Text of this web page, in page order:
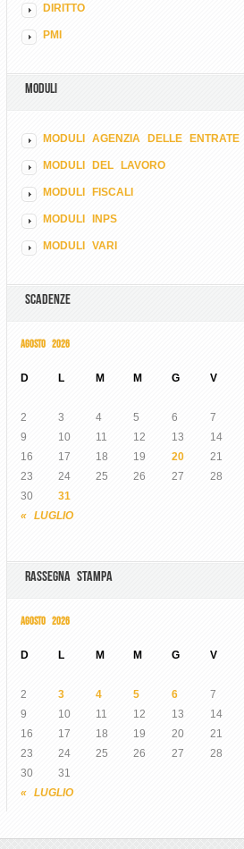
DIRITTO
PMI
MODULI
MODULI AGENZIA DELLE ENTRATE
MODULI DEL LAVORO
MODULI FISCALI
MODULI INPS
MODULI VARI
SCADENZE
AGOSTO 2026
D L M M G V
« LUGLIO
2
3 4 5 6 7
9
10 11 12 13 14
16
17 18 19 20 21
23
24 25 26 27 28
30
31
RASSEGNA STAMPA
AGOSTO 2026
D L M M G V
« LUGLIO
2
3 4 5 6 7
9
10 11 12 13 14
16
17 18 19 20 21
23
24 25 26 27 28
30
31